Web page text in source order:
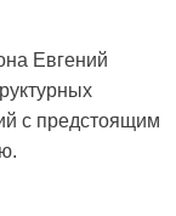
Евгений
с предстоящим